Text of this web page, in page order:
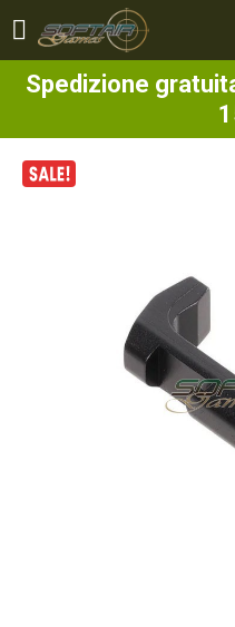
Spedizione